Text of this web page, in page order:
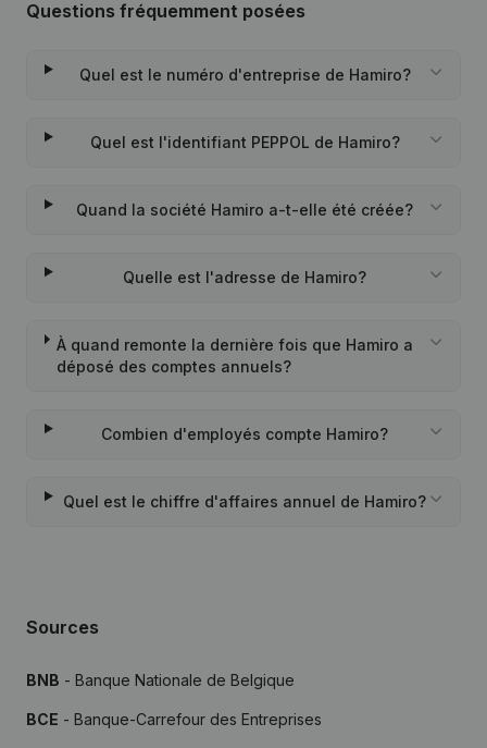
Questions fréquemment posées
Quel est le numéro d'entreprise de Hamiro?
Quel est l'identifiant PEPPOL de Hamiro?
Quand la société Hamiro a-t-elle été créée?
Quelle est l'adresse de Hamiro?
À quand remonte la dernière fois que Hamiro a
déposé des comptes annuels?
Combien d'employés compte Hamiro?
Quel est le chiffre d'affaires annuel de Hamiro?
Sources
BNB - Banque Nationale de Belgique
BCE - Banque-Carrefour des Entreprises